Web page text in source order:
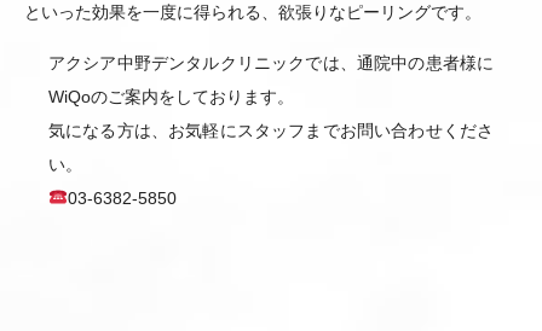
といった効果を一度に得られる、欲張りなピーリングです。
アクシア中野デンタルクリニックでは、通院中の患者様に
WiQoのご案内をしております。
気になる方は、お気軽にスタッフまでお問い合わせくださ
い。
03-6382-5850